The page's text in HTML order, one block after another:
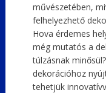
művészetében,
felhelyezhető
Hova érdemes
még mutatós a
túlzásnak
dekorációhoz
tehetjük